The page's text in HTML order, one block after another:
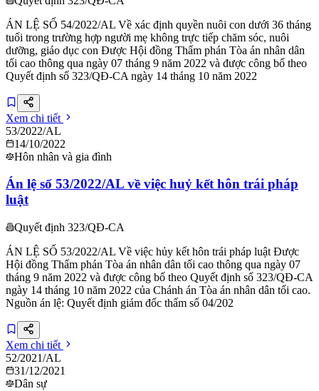
ÁN LỆ SỐ 54/2022/AL Về xác định quyền nuôi con dưới 36 tháng
tuổi trong trường hợp người mẹ không trực tiếp chăm sóc, nuôi
dưỡng, giáo dục con Được Hội đồng Thẩm phán Tòa án nhân dân
tối cao thông qua ngày 07 tháng 9 năm 2022 và được công bố theo
Quyết định số 323/QĐ-CA ngày 14 tháng 10 năm 2022
Xem chi tiết
53/2022/AL
14/10/2022
Hôn nhân và gia đình
Án lệ số 53/2022/AL về việc huỷ kết hôn trái pháp
luật
Quyết định 323/QĐ-CA
ÁN LỆ SỐ 53/2022/AL Về việc hủy kết hôn trái pháp luật Được
Hội đồng Thẩm phán Tòa án nhân dân tối cao thông qua ngày 07
tháng 9 năm 2022 và được công bố theo Quyết định số 323/QĐ-CA
ngày 14 tháng 10 năm 2022 của Chánh án Tòa án nhân dân tối cao.
Nguồn án lệ: Quyết định giám đốc thẩm số 04/202
Xem chi tiết
52/2021/AL
31/12/2021
Dân sự